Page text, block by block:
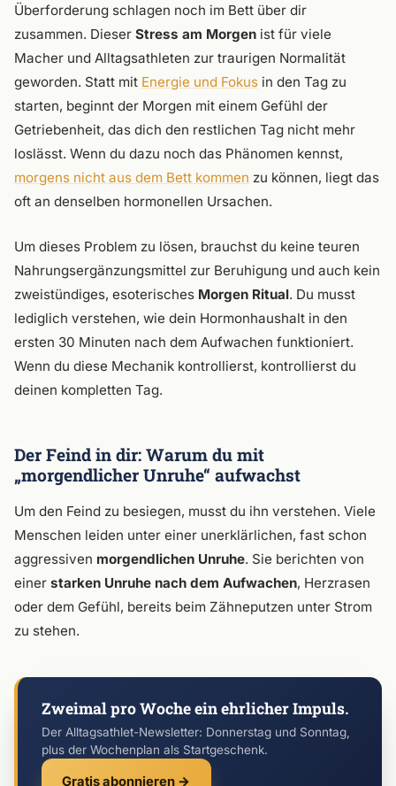
Überforderung schlagen noch im Bett über dir
zusammen. Dieser Stress am Morgen ist für viele
Macher und Alltagsathleten zur traurigen Normalität
geworden. Statt mit Energie und Fokus in den Tag zu
starten, beginnt der Morgen mit einem Gefühl der
Getriebenheit, das dich den restlichen Tag nicht mehr
loslässt. Wenn du dazu noch das Phänomen kennst,
morgens nicht aus dem Bett kommen zu können, liegt das
oft an denselben hormonellen Ursachen.
Um dieses Problem zu lösen, brauchst du keine teuren
Nahrungsergänzungsmittel zur Beruhigung und auch kein
zweistündiges, esoterisches Morgen Ritual. Du musst
lediglich verstehen, wie dein Hormonhaushalt in den
ersten 30 Minuten nach dem Aufwachen funktioniert.
Wenn du diese Mechanik kontrollierst, kontrollierst du
deinen kompletten Tag.
Der Feind in dir: Warum du mit
„morgendlicher Unruhe“ aufwachst
Um den Feind zu besiegen, musst du ihn verstehen. Viele
Menschen leiden unter einer unerklärlichen, fast schon
aggressiven morgendlichen Unruhe. Sie berichten von
einer starken Unruhe nach dem Aufwachen, Herzrasen
oder dem Gefühl, bereits beim Zähneputzen unter Strom
zu stehen.
Zweimal pro Woche ein ehrlicher Impuls.
Der Alltagsathlet-Newsletter: Donnerstag und Sonntag,
plus der Wochenplan als Startgeschenk.
Gratis abonnieren →